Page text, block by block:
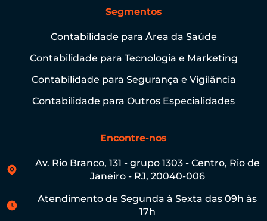
Segmentos
Contabilidade para Área da Saúde
Contabilidade para Tecnologia e Marketing
Contabilidade para Segurança e Vigilância
Contabilidade para Outros Especialidades
Encontre-nos
Av. Rio Branco, 131 - grupo 1303 - Centro, Rio de
Janeiro - RJ, 20040-006
Atendimento de Segunda à Sexta das 09h às
17h